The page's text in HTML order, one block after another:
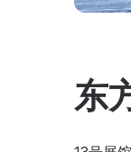
东